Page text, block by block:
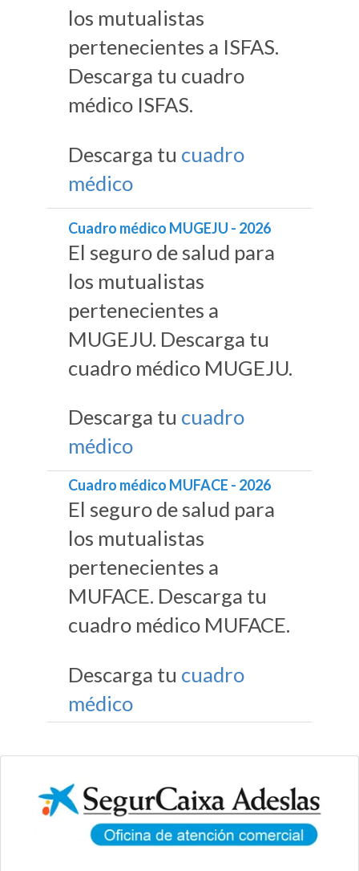
los mutualistas
pertenecientes a ISFAS.
Descarga tu cuadro
médico ISFAS.
Descarga tu cuadro
médico
Cuadro médico MUGEJU - 2026
El seguro de salud para
los mutualistas
pertenecientes a
MUGEJU. Descarga tu
cuadro médico MUGEJU.
Descarga tu cuadro
médico
Cuadro médico MUFACE - 2026
El seguro de salud para
los mutualistas
pertenecientes a
MUFACE. Descarga tu
cuadro médico MUFACE.
Descarga tu cuadro
médico